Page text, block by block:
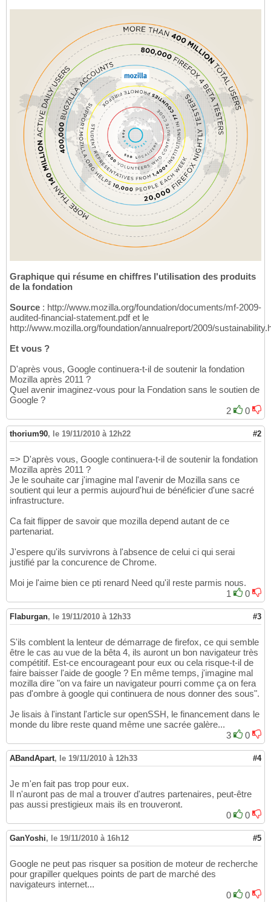
Graphique qui résume en chiffres l'utilisation des produits
de la fondation
Source : http://www.mozilla.org/foundation/documents/mf-2009-
audited-financial-statement.pdf et le
http://www.mozilla.org/foundation/annualreport/2009/
Et vous ?
D'après vous, Google continuera-t-il de soutenir la fondation
Mozilla après 2011 ?
Quel avenir imaginez-vous pour la Fondation sans le soutien de
Google ?
2
0
thorium90, le 19/11/2010 à 12h22 #2
=> D'après vous, Google continuera-t-il de soutenir la fondation
Mozilla après 2011 ?
Je le souhaite car j'imagine mal l'avenir de Mozilla sans ce
soutient qui leur a permis aujourd'hui de bénéficier d'une sacré
infrastructure.
Ca fait flipper de savoir que mozilla depend autant de ce
partenariat.
J'espere qu'ils survivrons à l'absence de celui ci qui serai
justifié par la concurence de Chrome.
Moi je l'aime bien ce pti renard Need qu'il reste parmis nous.
1
0
Flaburgan, le 19/11/2010 à 12h33 #3
S'ils comblent la lenteur de démarrage de firefox, ce qui semble
être le cas au vue de la bêta 4, ils auront un bon navigateur très
compétitif. Est-ce encourageant pour eux ou cela risque-t-il de
faire baisser l'aide de google ? En même temps, j'imagine mal
mozilla dire "on va faire un navigateur pourri comme ça on fera
pas d'ombre à google qui continuera de nous donner des sous".
Je lisais à l'instant l'article sur openSSH, le financement dans le
monde du libre reste quand même une sacrée galère...
3
0
ABandApart, le 19/11/2010 à 12h33 #4
Je m'en fait pas trop pour eux.
Il n'auront pas de mal a trouver d'autres partenaires, peut-être
pas aussi prestigieux mais ils en trouveront.
0
0
GanYoshi, le 19/11/2010 à 16h12 #5
Google ne peut pas risquer sa position de moteur de recherche
pour grapiller quelques points de part de marché des
navigateurs internet...
0
0